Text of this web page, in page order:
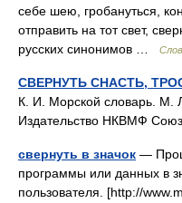
себе шею, гробануться,
отправить на тот свет,
русских синонимов …
СВЕРНУТЬ СНАСТЬ,
К. И. Морской словарь. М.
Издательство НКВМФ
свернуть в значок —
программы или данных в
пользователя. [http://